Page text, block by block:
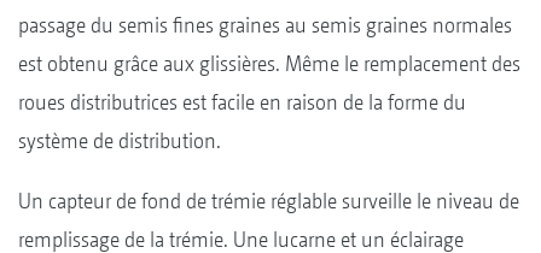
passage du semis fines graines au semis graines normales
est obtenu grâce aux glissières. Même le remplacement des
roues distributrices est facile en raison de la forme du
système de distribution.
Un capteur de fond de trémie réglable surveille le niveau de
remplissage de la trémie. Une lucarne et un éclairage